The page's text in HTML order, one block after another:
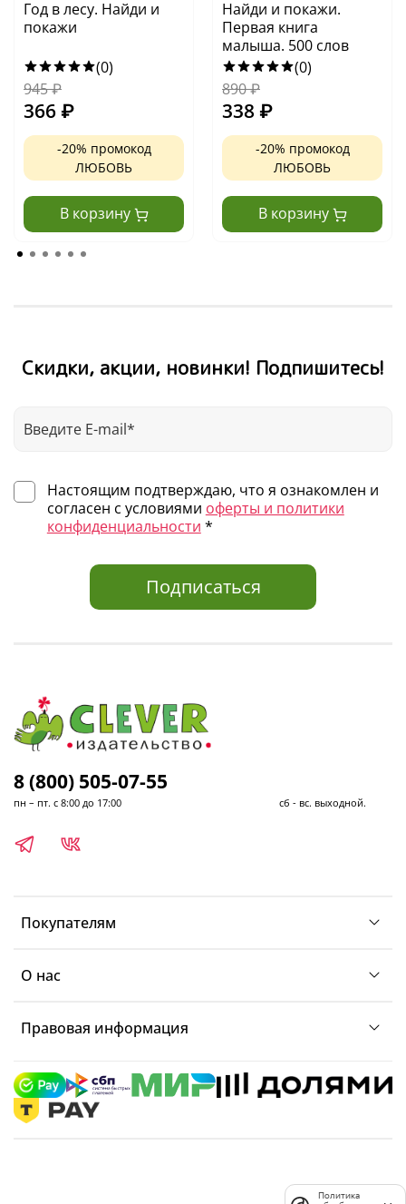
Год в лесу. Найди и
покажи
(0)
945₽
366 ₽
-20% промокод
ЛЮБОВЬ
В корзину
Найди и покажи.
Первая книга
малыша. 500 слов
(0)
890₽
338 ₽
-20% промокод
ЛЮБОВЬ
В корзину
Скидки, акции, новинки! Подпишитесь!
Настоящим подтверждаю, что я ознакомлен и
согласен с условиями оферты и политики
конфиденциальности *
Подписаться
Покупателям
О нас
Правовая информация
8 (800) 505-07-55
пн – пт. с 8:00 до 17:00 сб - вс. выходной.
Политика